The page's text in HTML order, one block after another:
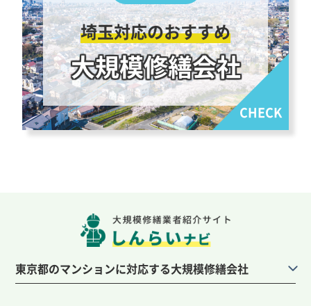
埼玉対応のおすすめ
大規模修繕会社
東京都のマンションに対応する大規模修繕会社